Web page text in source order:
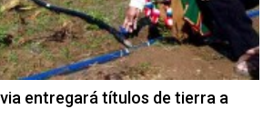
entregará títulos de tierra a